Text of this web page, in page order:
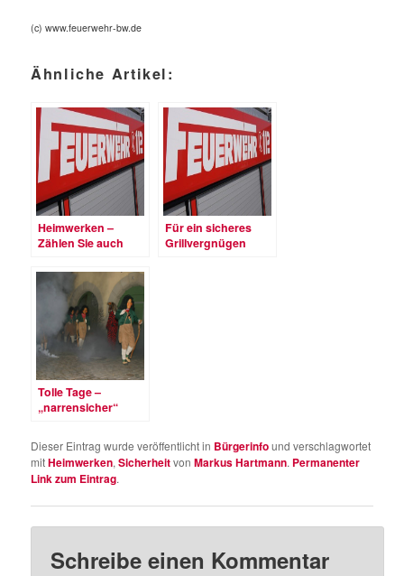
(c) www.feuerwehr-bw.de
Ähnliche Artikel:
Heimwerken –
Zählen Sie auch
Für ein sicheres
Grillvergnügen
Tolle Tage –
„narrensicher“
Dieser Eintrag wurde veröffentlicht in Bürgerinfound verschlagwortet
mitHeimwerken,SicherheitvonMarkus Hartmann. Permanenter
Link zum Eintrag.
Schreibe einen Kommentar